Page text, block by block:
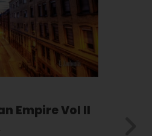
Empire Vol II